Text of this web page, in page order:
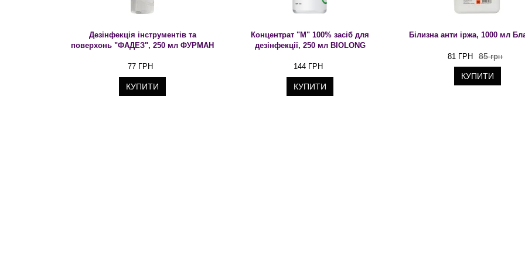
Дезінфекція інструментів та
поверхонь "ФАДЕЗ", 250 мл ФУРМАН
77 ГРН
КУПИТИ
Концентрат "М" 100% засіб для
дезінфекції, 250 мл BIOLONG
144 ГРН
КУПИТИ
Білизна анти іржа, 1000 мл
81 ГРН 85 грн
КУПИТИ